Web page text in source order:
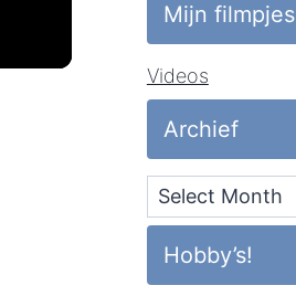
Mijn filmpjes
Videos
Archief
Archief
Hobby’s!